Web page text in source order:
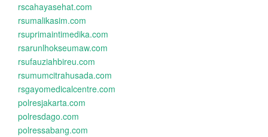
rscahayasehat.com
rsumalikasim.com
rsuprimaintimedika.com
rsarunlhokseumaw.com
rsufauziahbireu.com
rsumumcitrahusada.com
rsgayomedicalcentre.com
polresjakarta.com
polresdago.com
polressabang.com